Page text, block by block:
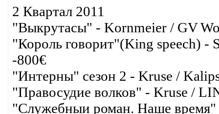
2 Квартал 2011
"Выкрутасы" - Kornmeier / GV
"Король говорит"(King speech) -
-800€
"Интерны" сезон 2 - Kruse /
"Правосудие волков" - Kruse /
"Служебныи роман. Наше